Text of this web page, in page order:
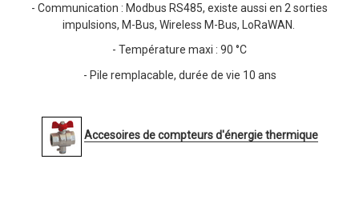
- Communication : Modbus RS485, existe aussi en 2 sorties
impulsions, M-Bus, Wireless M-Bus, LoRaWAN.
- Température maxi : 90 °C
- Pile remplacable, durée de vie 10 ans
Accesoires de compteurs d'énergie thermique